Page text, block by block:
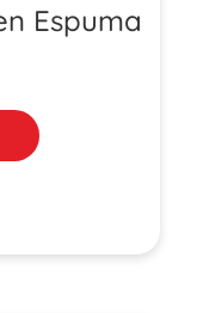
Espuma